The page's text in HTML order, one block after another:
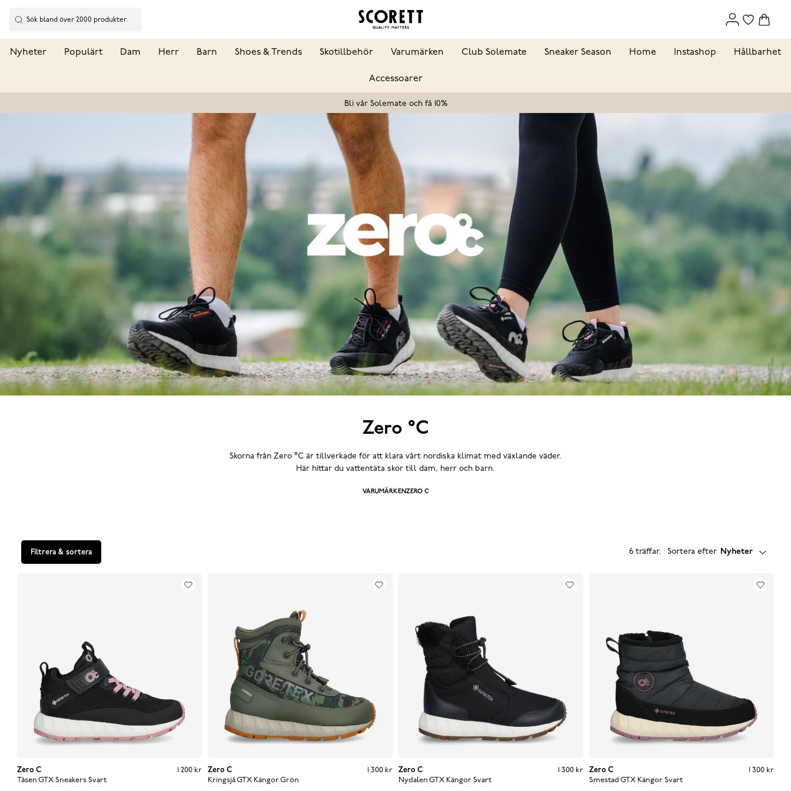
Nyheter Populärt Dam Herr Barn Shoes & Trends Skotillbehör Varumärken Club Solemate Sneaker Season Home Instashop Hållbarhet
Accessoarer
Bli vår Solemate och få 10%
Zero °C
Skorna från Zero °C är tillverkade för att klara vårt nordiska klimat med växlande väder.
Här hittar du vattentäta skor till dam, herr och barn.
VARUMÄRKENZERO C
Filtrera & sortera 6 träffar. Sortera efter Nyheter
Zero C
Tåsen GTX Sneakers Svart
1 200 kr
1 200 kr
Zero C
Kringsjå GTX KängorGrön
1 300 kr
1 300 kr
Zero C
Nydalen GTX Kängor Svart
1 300 kr
1 300 kr
Zero C
Smestad GTX Kängor Svart
1 300 kr
1 300 kr